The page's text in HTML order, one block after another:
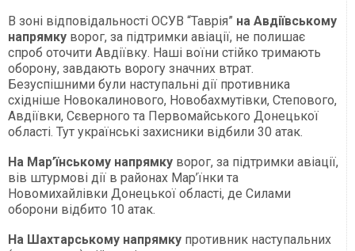
В зоні відповідальності ОСУВ “Таврія” на Авдіївському
напрямку ворог, за підтримки авіації, не полишає
спроб оточити Авдіївку. Наші воїни стійко тримають
оборону, завдають ворогу значних втрат.
Безуспішними були наступальні дії противника
східніше Новокалинового, Новобахмутівки, Степового,
Авдіївки, Сєверного та Первомайського Донецької
області. Тут українські захисники відбили 30 атак.
На Мар’їнському напрямку ворог, за підтримки авіації,
вів штурмові дії в районах Мар’їнки та
Новомихайлівки Донецької області, де Силами
оборони відбито 10 атак.
На Шахтарському напрямку противник наступальних